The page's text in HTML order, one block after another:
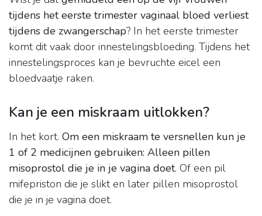
tijdens het eerste trimester vaginaal bloed verliest
tijdens de zwangerschap? In het eerste trimester
komt dit vaak door innestelingsbloeding. Tijdens het
innestelingsproces kan je bevruchte eicel een
bloedvaatje raken.
Kan je een miskraam uitlokken?
In het kort. Om een miskraam te versnellen kun je
1 of 2 medicijnen gebruiken: Alleen pillen
misoprostol die je in je vagina doet. Of een pil
mifepriston die je slikt en later pillen misoprostol
die je in je vagina doet.